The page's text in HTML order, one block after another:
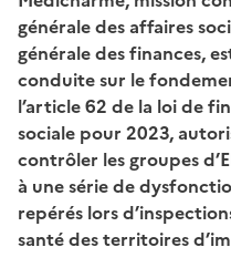
générale des affaires
générale des finances,
conduite sur le
l’article 62 de la loi de
sociale pour 2023,
contrôler les groupes
à une série de
repérés lors
santé des territoires